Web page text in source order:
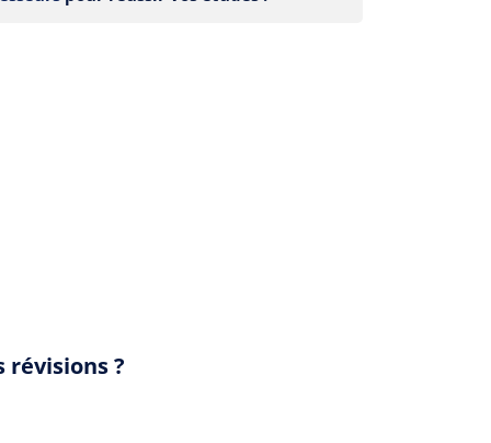
révisions ?